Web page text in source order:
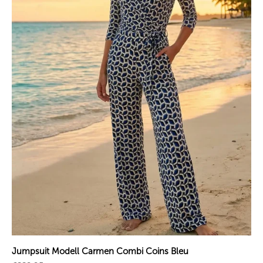
Jumpsuit Modell Carmen Combi Coins Bleu